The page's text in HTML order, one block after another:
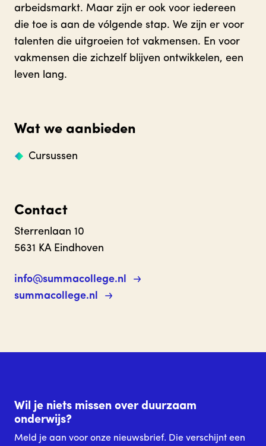
arbeidsmarkt. Maar zijn er ook voor iedereen
die toe is aan de vólgende stap. We zijn er voor
talenten die uitgroeien tot vakmensen. En voor
vakmensen die zichzelf blijven ontwikkelen, een
leven lang.
Wat we aanbieden
Cursussen
Contact
Sterrenlaan 10
5631 KA Eindhoven
info@summacollege.nl
summacollege.nl
Wil je niets missen over duurzaam
onderwijs?
Meld je aan voor onze nieuwsbrief. Die verschijnt een